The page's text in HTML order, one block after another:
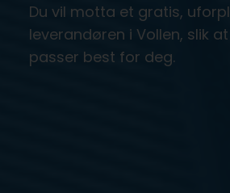
Du vil motta et gratis,
leverandøren i Vollen, slik
passer best for deg.